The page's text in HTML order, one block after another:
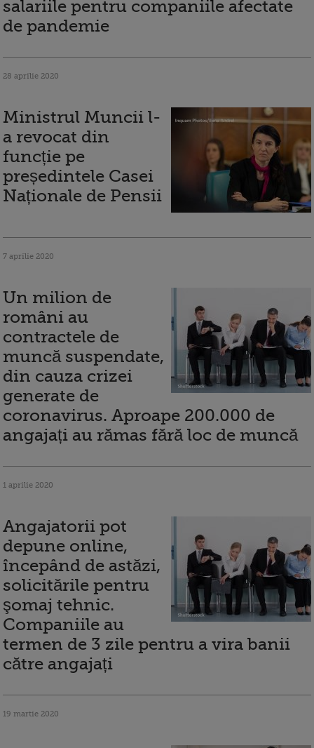
salariile pentru companiile afectate
de pandemie
28 aprilie 2020
Ministrul Muncii l-
a revocat din
funcție pe
președintele Casei
Naționale de Pensii
7 aprilie 2020
Un milion de
români au
contractele de
muncă suspendate,
din cauza crizei
generate de
coronavirus. Aproape 200.000 de
angajați au rămas fără loc de muncă
1 aprilie 2020
Angajatorii pot
depune online,
începând de astăzi,
solicitările pentru
şomaj tehnic.
Companiile au
termen de 3 zile pentru a vira banii
către angajați
19 martie 2020